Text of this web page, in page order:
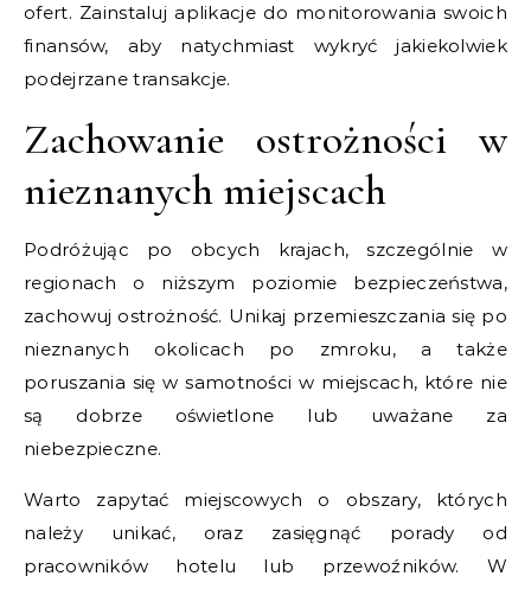
ofert. Zainstaluj aplikacje do monitorowania swoich
finansów, aby natychmiast wykryć jakiekolwiek
podejrzane transakcje.
Zachowanie ostrożności w
nieznanych miejscach
Podróżując po obcych krajach, szczególnie w
regionach o niższym poziomie bezpieczeństwa,
zachowuj ostrożność. Unikaj przemieszczania się po
nieznanych okolicach po zmroku, a także
poruszania się w samotności w miejscach, które nie
są dobrze oświetlone lub uważane za
niebezpieczne.
Warto zapytać miejscowych o obszary, których
należy unikać, oraz zasięgnąć porady od
pracowników hotelu lub przewoźników. W